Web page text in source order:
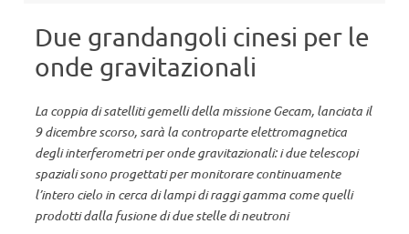
Due grandangoli cinesi per le
onde gravitazionali
La coppia di satelliti gemelli della missione Gecam, lanciata il
9 dicembre scorso, sarà la controparte elettromagnetica
degli interferometri per onde gravitazionali: i due telescopi
spaziali sono progettati per monitorare continuamente
l’intero cielo in cerca di lampi di raggi gamma come quelli
prodotti dalla fusione di due stelle di neutroni